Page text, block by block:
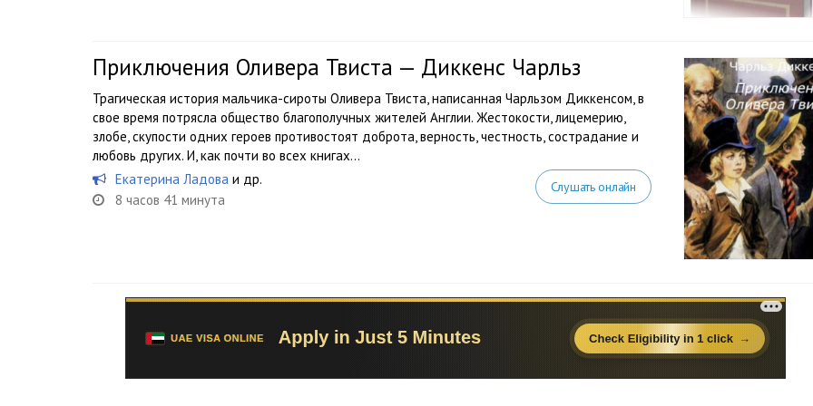
Приключения Оливера Твиста — Диккенс Чарльз
Трагическая история мальчика-сироты Оливера Твиста, написанная Чарльзом Диккенсом, в
свое время потрясла общество благополучных жителей Англии. Жестокости, лицемерию,
злобе, скупости одних героев противостоят доброта, верность, честность, сострадание и
любовь других. И, как почти во всех книгах...
Екатерина Ладова и др.
8 часов 41 минута
Слушать онлайн